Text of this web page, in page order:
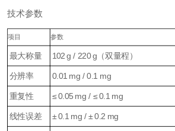
技术参数
项目 参数
最大称量 102 g / 220 g（双量程）
分辨率 0.01 mg / 0.1 mg
重复性 ≤ 0.05 mg / ≤ 0.1 mg
线性误差 ± 0.1 mg / ± 0.2 mg